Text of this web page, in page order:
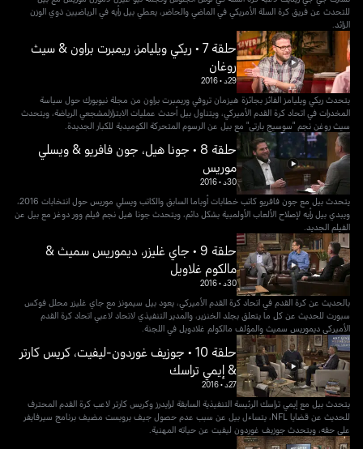
للتحدث عن فريق كرة السلة الأمريكي في الماضي والحاضر، يعطي بيل رأيه في الرياضيين ذوي الوزن
الزائد.
حلقة 7 • ريكي ويليامز، ريمبرت براون & سيث
روغان
29د •
2016
يتحدث ريكي ويليامز الفائز بجائزة هيزمان تروفي وريمبرت براون من مجلة نيويورك حول سياسة
المخدرات في اتحاد كرة القدم الأميركي، ويتناول بيل أحدث عمليات الابتزازلمشجعي الرياضة، ويتحدث
سيث روغن نجم "سوسيج بارتي" مع بيل عن الرسوم المتحركة الكوميدية للكبار الجديدة.
حلقة 8 • جونا هيل، جون فافريو & ويسلي
موريس
30د •
2016
يتحدث بيل مع جون فافريو كاتب خطابات أوباما السابق والكاتب ويسلي موريس حول انتخابات 2016،
ويبدي بيل رأيه لإصلاح الألعاب الأولمبية بشكل دائم، ويتحدث جونا هيل نجم فيلم وور دوغز مع بيل عن
الفيلم الجديد.
حلقة 9 • جاي غليزر، ديموريس سميث &
مالكوم غلاويل
30د •
2016
بالحديث عن كرة القدم في اتحاد كرة القدم الأميركي، يعود بيل سيمونز مع جاي غليزر محلل فوكس
سبورت للحديث عن كل ما يتعلق بجلد الخنزير، والمدير التنفيذي لاتحاد لاعبي اتحاد كرة القدم
الأميركي ديموريس سميث والمؤلف مالكولم غلادويل في اللجنة.
حلقة 10 • جوزيف غوردون-ليفيت، كريس كارتر
& إيمي تراسك
27د •
2016
يتحدث بيل مع إيمي تراسك الرئيسة التنفيذية السابقة لرايدرز وكريس كارتر لاعب كرة القدم المحترف
للحديث عن قضايا NFL، يتساءل بيل عن سبب عدم حصول جيف بروبست مضيف برنامج سيرفايفر
على حقه، ويتحدث جوزيف غوردون ليفيت عن حياته المهنية.